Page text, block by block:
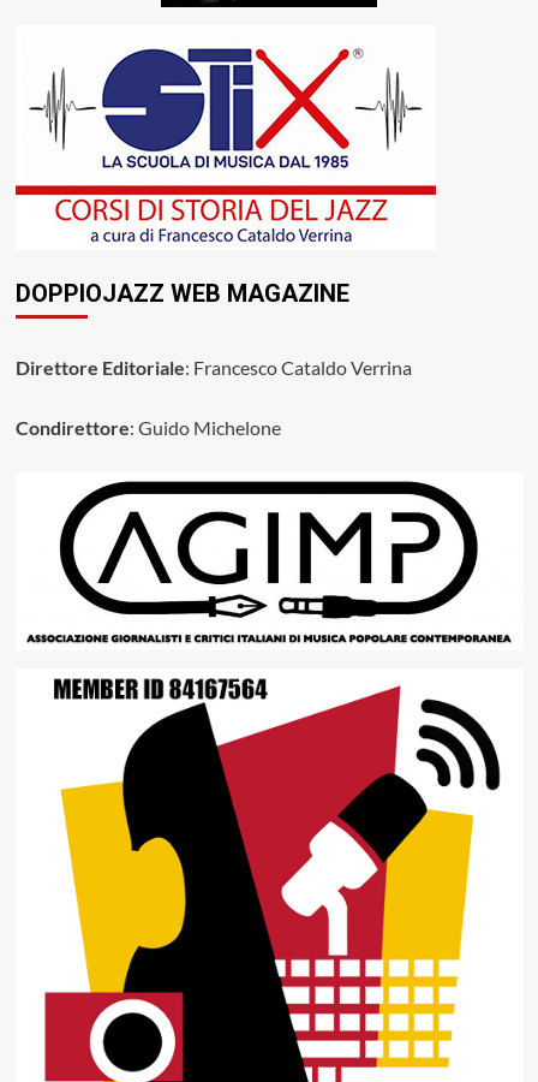
DOPPIOJAZZ WEB MAGAZINE
Direttore Editoriale: Francesco Cataldo Verrina
Condirettore: Guido Michelone